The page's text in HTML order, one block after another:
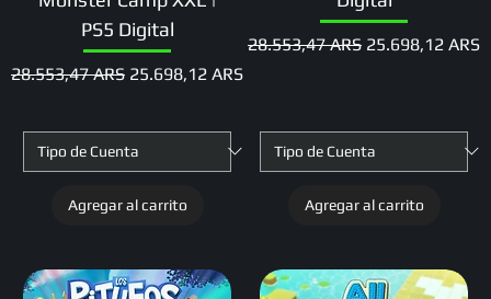
PS5 Digital
Precio
28.553,47 ARS Precio de oferta
25.698,12 ARS
Agregar al carrito
Precio
28.553,47 ARS Precio de oferta
25.698,12 ARS
Agregar al carrito